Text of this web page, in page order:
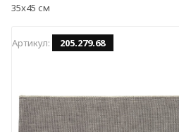
35x45 см
Артикул: 205.279.68